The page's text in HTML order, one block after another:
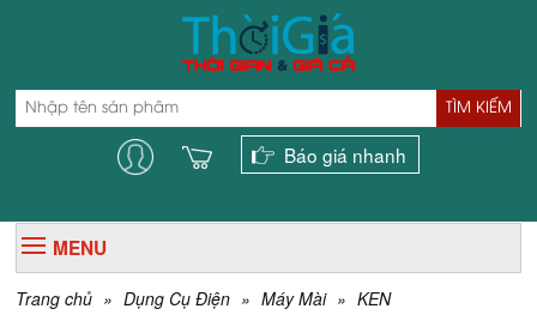
TÌM KIẾM
Báo giá nhanh
MENU
Trang chủ » Dụng Cụ Điện » Máy Mài » KEN